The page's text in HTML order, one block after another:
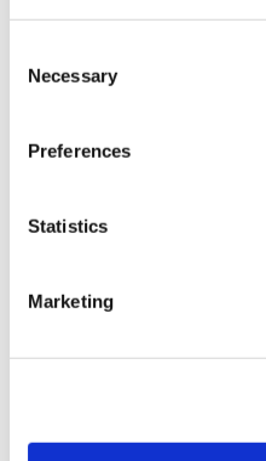
Selection
Necessary
Preferences
Statistics
Marketing
registrierten Reiseagentur
Alle Behandlungen
Gesundheitstourismus
Vor-Op Leitfaden
Zahlungsplaene
Karrieren
Blog
Kontaktiere uns